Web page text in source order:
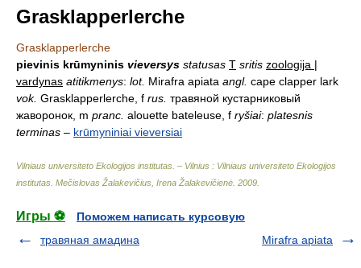
Grasklapperlerche
Grasklapperlerche
pievinis krūmyninis vieversys statusas T sritis zoologija |
vardynas atitikmenys: lot. Mirafra apiata angl. cape clapper lark
vok. Grasklapperlerche, f rus. травяной кустарниковый
жаворонок, m pranc. alouette bateleuse, f ryšiai: platesnis
terminas – krūmyniniai vieversiai
Vilniaus universiteto Ekologijos institutas. – Vilnius : Vilniaus universiteto Ekologijos
institutas Mečislovas Žalakevičius, Irena Žalakevičienė 2009
Игры ⚽
Поможем написать курсовую
травяная амадина
Mirafra apiata